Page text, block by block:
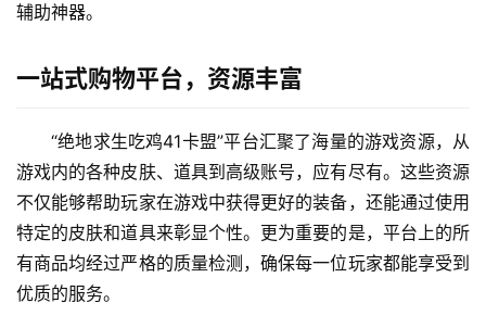
辅助神器。
一站式购物平台，资源丰富
“绝地求生吃鸡41卡盟”平台汇聚了海量的游戏资源，从
游戏内的各种皮肤、道具到高级账号，应有尽有。这些资源
不仅能够帮助玩家在游戏中获得更好的装备，还能通过使用
特定的皮肤和道具来彰显个性。更为重要的是，平台上的所
有商品均经过严格的质量检测，确保每一位玩家都能享受到
优质的服务。